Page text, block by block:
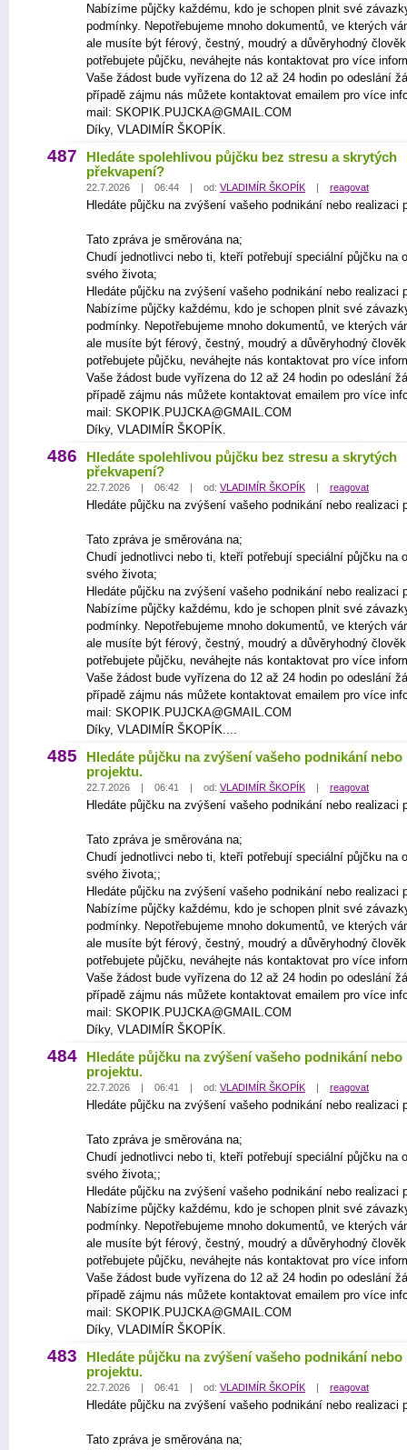
Nabízíme půjčky každému, kdo je schopen plnit své
podmínky. Nepotřebujeme mnoho dokumentů, ve kterých
ale musíte být férový, čestný, moudrý a důvěryhodný
potřebujete půjčku, neváhejte nás kontaktovat pro více
Vaše žádost bude vyřízena do 12 až 24 hodin po odeslání
případě zájmu nás můžete kontaktovat emailem pro více
mail: SKOPIK.PUJCKA@GMAIL.COM
Díky, VLADIMÍR ŠKOPÍK.
487
Hledáte spolehlivou půjčku bez stresu a skrytých
překvapení?
22.7.2026 | 06:44 | od: VLADIMÍR ŠKOPÍK | reagovat
Hledáte půjčku na zvýšení vašeho podnikání nebo realizaci
Tato zpráva je směrována na;
Chudí jednotlivci nebo ti, kteří potřebují speciální půjčku na
svého života;
Hledáte půjčku na zvýšení vašeho podnikání nebo realizaci
Nabízíme půjčky každému, kdo je schopen plnit své
podmínky. Nepotřebujeme mnoho dokumentů, ve kterých
ale musíte být férový, čestný, moudrý a důvěryhodný
potřebujete půjčku, neváhejte nás kontaktovat pro více
Vaše žádost bude vyřízena do 12 až 24 hodin po odeslání
případě zájmu nás můžete kontaktovat emailem pro více
mail: SKOPIK.PUJCKA@GMAIL.COM
Díky, VLADIMÍR ŠKOPÍK.
486
Hledáte spolehlivou půjčku bez stresu a skrytých
překvapení?
22.7.2026 | 06:42 | od: VLADIMÍR ŠKOPÍK | reagovat
Hledáte půjčku na zvýšení vašeho podnikání nebo realizaci
Tato zpráva je směrována na;
Chudí jednotlivci nebo ti, kteří potřebují speciální půjčku na
svého života;
Hledáte půjčku na zvýšení vašeho podnikání nebo realizaci
Nabízíme půjčky každému, kdo je schopen plnit své
podmínky. Nepotřebujeme mnoho dokumentů, ve kterých
ale musíte být férový, čestný, moudrý a důvěryhodný
potřebujete půjčku, neváhejte nás kontaktovat pro více
Vaše žádost bude vyřízena do 12 až 24 hodin po odeslání
případě zájmu nás můžete kontaktovat emailem pro více
mail: SKOPIK.PUJCKA@GMAIL.COM
Díky, VLADIMÍR ŠKOPÍK....
485
Hledáte půjčku na zvýšení vašeho podnikání nebo
projektu.
22.7.2026 | 06:41 | od: VLADIMÍR ŠKOPÍK | reagovat
Hledáte půjčku na zvýšení vašeho podnikání nebo realizaci
Tato zpráva je směrována na;
Chudí jednotlivci nebo ti, kteří potřebují speciální půjčku na
svého života;;
Hledáte půjčku na zvýšení vašeho podnikání nebo realizaci
Nabízíme půjčky každému, kdo je schopen plnit své
podmínky. Nepotřebujeme mnoho dokumentů, ve kterých
ale musíte být férový, čestný, moudrý a důvěryhodný
potřebujete půjčku, neváhejte nás kontaktovat pro více
Vaše žádost bude vyřízena do 12 až 24 hodin po odeslání
případě zájmu nás můžete kontaktovat emailem pro více
mail: SKOPIK.PUJCKA@GMAIL.COM
Díky, VLADIMÍR ŠKOPÍK.
484
Hledáte půjčku na zvýšení vašeho podnikání nebo
projektu.
22.7.2026 | 06:41 | od: VLADIMÍR ŠKOPÍK | reagovat
Hledáte půjčku na zvýšení vašeho podnikání nebo realizaci
Tato zpráva je směrována na;
Chudí jednotlivci nebo ti, kteří potřebují speciální půjčku na
svého života;;
Hledáte půjčku na zvýšení vašeho podnikání nebo realizaci
Nabízíme půjčky každému, kdo je schopen plnit své
podmínky. Nepotřebujeme mnoho dokumentů, ve kterých
ale musíte být férový, čestný, moudrý a důvěryhodný
potřebujete půjčku, neváhejte nás kontaktovat pro více
Vaše žádost bude vyřízena do 12 až 24 hodin po odeslání
případě zájmu nás můžete kontaktovat emailem pro více
mail: SKOPIK.PUJCKA@GMAIL.COM
Díky, VLADIMÍR ŠKOPÍK.
483
Hledáte půjčku na zvýšení vašeho podnikání nebo
projektu.
22.7.2026 | 06:41 | od: VLADIMÍR ŠKOPÍK | reagovat
Hledáte půjčku na zvýšení vašeho podnikání nebo realizaci
Tato zpráva je směrována na;